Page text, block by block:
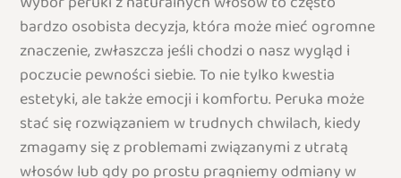
bardzo osobista decyzja, która może mieć ogromne
znaczenie, zwłaszcza jeśli chodzi o nasz wygląd i
poczucie pewności siebie. To nie tylko kwestia
estetyki, ale także emocji i komfortu. Peruka może
stać się rozwiązaniem w trudnych chwilach, kiedy
zmagamy się z problemami związanymi z utratą
włosów lub gdy po prostu pragniemy odmiany w